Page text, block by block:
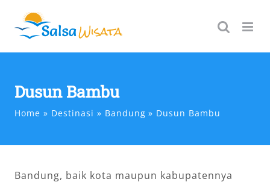
content
Dusun Bambu
Home Destinasi Bandung Dusun Bambu
Bandung, baik kota maupun kabupatennya